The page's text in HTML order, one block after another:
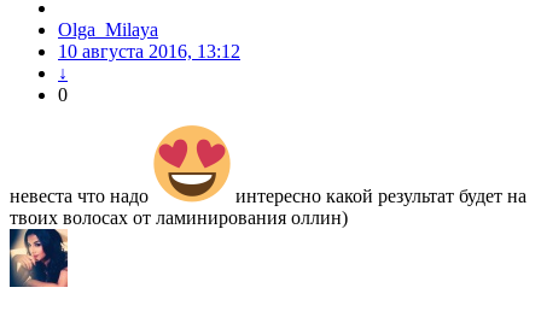
Olga_Milaya
10 августа 2016, 13:12
↓
0
невеста что надо
интересно какой результат будет на
твоих волосах от ламинирования оллин)